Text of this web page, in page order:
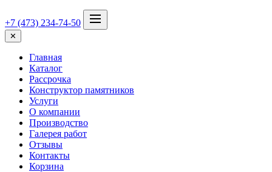
+7 (473) 234-74-50
✕
Главная
Каталог
Рассрочка
Конструктор памятников
Услуги
О компании
Производство
Галерея работ
Отзывы
Контакты
Корзина